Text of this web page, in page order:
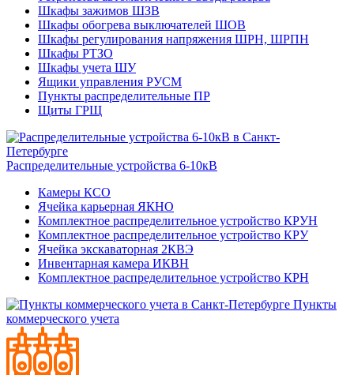
Шкафы зажимов ШЗВ
Шкафы обогрева выключателей ШОВ
Шкафы регулирования напряжения ШРН, ШРПН
Шкафы РТЗО
Шкафы учета ШУ
Ящики управления РУСМ
Пункты распределительные ПР
Щиты ГРЩ
Распределительные устройства 6-10кВ
Камеры КСО
Ячейка карьерная ЯКНО
Комплектное распределительное устройство КРУН
Комплектное распределительное устройство КРУ
Ячейка экскаваторная 2КВЭ
Инвентарная камера ИКВН
Комплектное распределительное устройство КРН
Пункты
коммерческого учета